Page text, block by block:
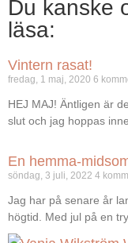
Du kanske
läsa:
Vintern rasat!
fredag, 1 maj, 2020 6
HEJ MAJ! Äntligen är
slut och jag hoppas
En hemma-
söndag, 3 juli, 2022 4
Jag har på senare år
högtid. Med jul på en